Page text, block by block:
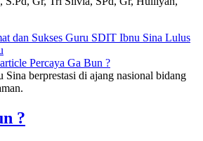
dan Sukses Guru SDIT Ibnu Sina Lulus
Sina berprestasi di ajang nasional bidang
?